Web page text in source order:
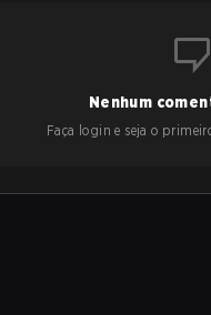
Nenhum
Faça login e seja o